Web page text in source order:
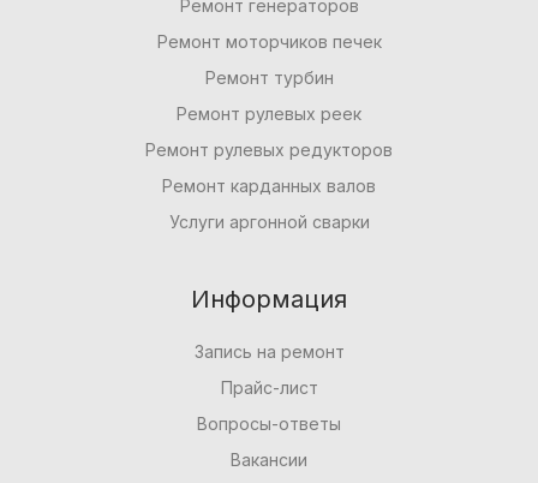
Ремонт генераторов
Ремонт моторчиков печек
Ремонт турбин
Ремонт рулевых реек
Ремонт рулевых редукторов
Ремонт карданных валов
Услуги аргонной сварки
Информация
Запись на ремонт
Прайс-лист
Вопросы-ответы
Вакансии